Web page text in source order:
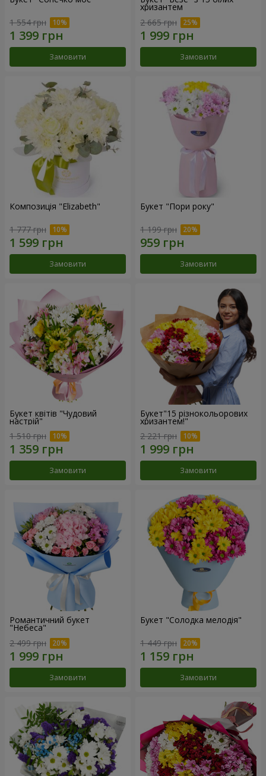
1 554 грн
Замовити
хризантем
2 665 грн
Замовити
Композиція "Elizabeth"
1 777 грн
Замовити
Букет "Пори року"
1 199 грн
Замовити
Букет квітів "Чудовий
настрій"
1 510 грн
Замовити
Букет"15 різнокольорових
хризантем!"
2 221 грн
Замовити
Романтичний букет
"Небеса"
2 499 грн
Замовити
Букет "Солодка мелодія"
1 449 грн
Замовити